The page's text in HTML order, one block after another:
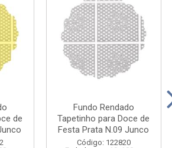
de
Fundo Rendado
Tapetinho para Doce de
Festa Prata N.09 Junco
Código: 122820